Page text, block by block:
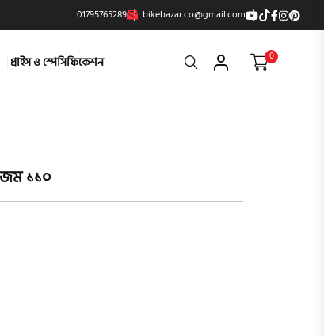
01795765289 bikebazar.co@gmail.com
প্রাইস ও স্পেসিফিকেশন Search 0
১১০